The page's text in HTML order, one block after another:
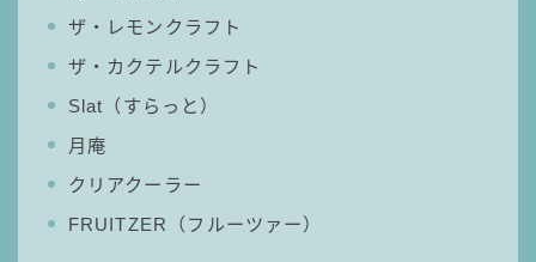
ザ・レモンクラフト
ザ・カクテルクラフト
Slat（すらっと）
月庵
クリアクーラー
FRUITZER（フルーツァー）